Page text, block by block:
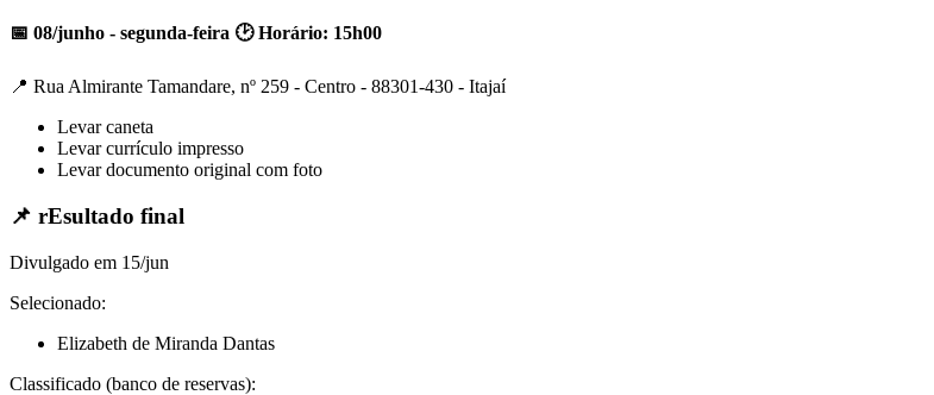
📅 08/junho - segunda-feira 🕑 Horário: 15h00
📍 Rua Almirante Tamandare, nº 259 - Centro - 88301-430 - Itajaí
Levar caneta
Levar currículo impresso
Levar documento original com foto
📌 rEsultado final
Divulgado em 15/jun
Selecionado:
Elizabeth de Miranda Dantas
Classificado (banco de reservas):